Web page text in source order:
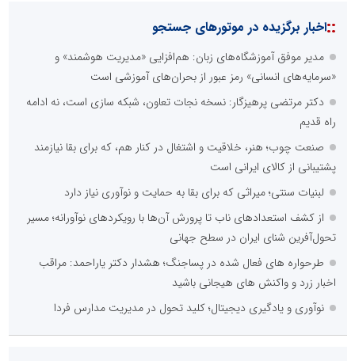
::اخبار برگزیده در موتورهای جستجو
مدیر موفق آموزشگاه‌های زبان: هم‌افزایی «مدیریت هوشمند» و
«سرمایه‌های انسانی» رمز عبور از بحران‌های آموزشی است
دکتر مرتضی پرهیزگار: نسخه نجات تعاون، شبکه سازی است، نه ادامه
راه قدیم
صنعت چوب؛ هنر، خلاقیت و اشتغال در کنار هم، که برای بقا نیازمند
پشتیبانی از کالای ایرانی است
لبنیات سنتی؛ میراثی که برای بقا به حمایت و نوآوری نیاز دارد
از کشف استعدادهای ناب تا پرورش آن‌ها با رویکردهای نوآورانه؛ مسیر
تحول‌آفرین شنای ایران در سطح جهانی
طرحواره های فعال شده در پساجنگ؛ هشدار دکتر یاراحمد: مراقب
اخبار زرد و واکنش های هیجانی باشید
نوآوری و یادگیری دیجیتال؛ کلید تحول در مدیریت مدارس فردا